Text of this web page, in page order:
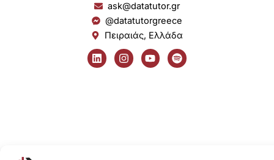
ask@datatutor.gr
@datatutorgreece
Πειραιάς, Ελλάδα
L
i
n
I
n
s
Y
o
u
S
p
o